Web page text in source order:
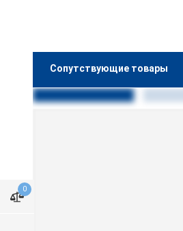
0
Сопутствующие товары